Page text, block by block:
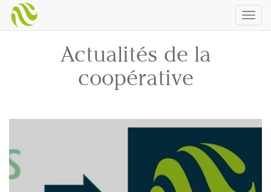
Actualités de la
coopérative